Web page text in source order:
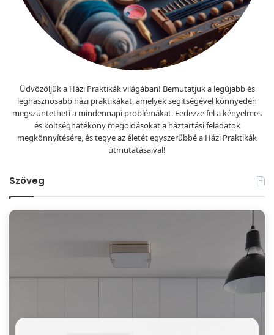
Üdvözöljük a Házi Praktikák világában! Bemutatjuk a legújabb és
leghasznosabb házi praktikákat, amelyek segítségével könnyedén
megszüntetheti a mindennapi problémákat. Fedezze fel a kényelmes
és költséghatékony megoldásokat a háztartási feladatok
megkönnyítésére, és tegye az életét egyszerűbbé a Házi Praktikák
útmutatásaival!
Szöveg